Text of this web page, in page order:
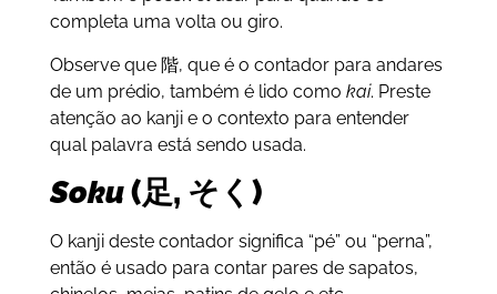
completa uma volta ou giro.
Observe que 階, que é o contador para andares
de um prédio, também é lido como kai. Preste
atenção ao kanji e o contexto para entender
qual palavra está sendo usada.
Soku(足, そく)
O kanji deste contador significa “pé” ou “perna”,
então é usado para contar pares de sapatos,